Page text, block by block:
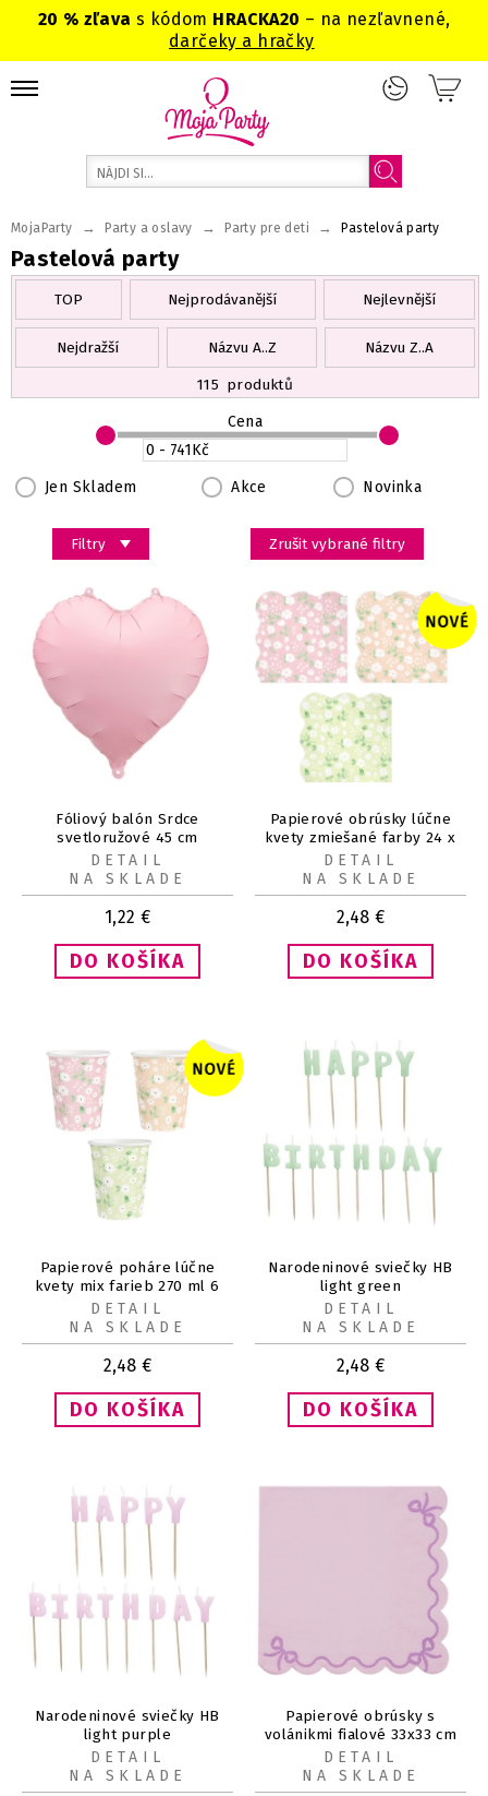
20 % zľavas kódom HRACKA20 – na nezľavnené,
darčeky a hračky
Pastelová party
MojaParty → Party a oslavy → Party pre deti → Pastelová party
TOP Nejprodávanější Nejlevnější
Nejdražší Názvu A..Z
Názvu Z..A
115 produktů
Filtry
Jen Skladem Akce Novinka
Cena
Zrušit vybrané filtry
Fóliový balón Srdce
svetloružové 45 cm
1,22 €
DETAIL
NA SKLADE
Papierové obrúsky lúčne
kvety zmiešané farby 24 x
24 cm 12 ks
2,48 €
DETAIL
NA SKLADE
Papierové poháre lúčne
kvety mix farieb 270 ml 6
ks
2,48 €
DETAIL
NA SKLADE
Narodeninové sviečky HB
light green
2,48 €
DETAIL
NA SKLADE
Narodeninové sviečky HB
light purple
DETAIL
NA SKLADE
Papierové obrúsky s
volánikmi fialové 33x33 cm
20 ks
DETAIL
NA SKLADE